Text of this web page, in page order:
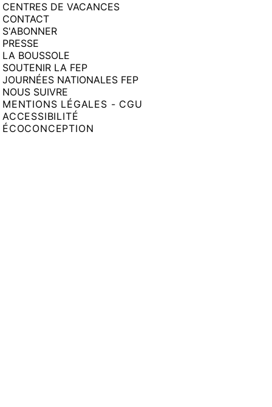
CENTRES DE VACANCES
CONTACT
S'ABONNER
PRESSE
LA BOUSSOLE
SOUTENIR LA FEP
JOURNÉES NATIONALES FEP
NOUS SUIVRE
MENTIONS LÉGALES - CGU
ACCESSIBILITÉ
ÉCOCONCEPTION